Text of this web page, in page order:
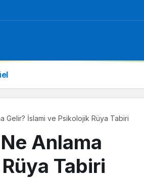
Gelir? İslami ve Psikolojik Rüya Tabiri
Anlama
Tabiri